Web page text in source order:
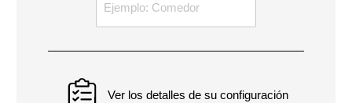
Ver los detalles de su configuración